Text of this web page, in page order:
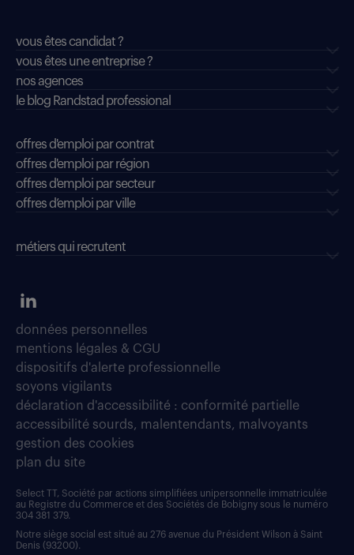
vous êtes candidat ?
vous êtes une entreprise ?
nos agences
le blog Randstad professional
offres d'emploi par contrat
offres d'emploi par région
offres d'emploi par secteur
offres d’emploi par ville
métiers qui recrutent
données personnelles
mentions légales & CGU
dispositifs d'alerte professionnelle
soyons vigilants
déclaration d'accessibilité : conformité partielle
accessibilité sourds, malentendants, malvoyants
gestion des cookies
plan du site
Select TT, Société par actions simplifiées unipersonnelle immatriculée
au Registre du Commerce et des Sociétés de Bobigny sous le numéro
304 381 379.
Notre siège social est situé au 276 avenue du Président Wilson à Saint
Denis (93200).